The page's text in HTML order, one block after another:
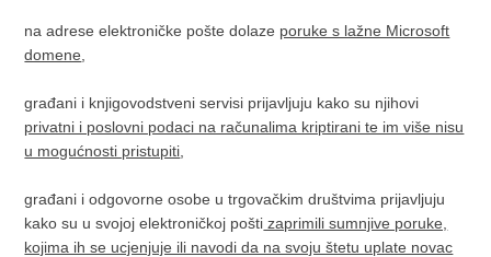
na adrese elektroničke pošte dolaze poruke s lažne Microsoft
domene
građani i knjigovodstveni servisi prijavljuju kako su njihovi
privatni i poslovni podaci na računalima kriptirani te im više nisu
u mogućnosti pristupiti
građani i odgovorne osobe u trgovačkim društvima prijavljuju
kako su u svojoj elektroničkoj pošti zaprimili sumnjive poruke,
kojima ih se ucjenjuje ili navodi da na svoju štetu uplate novac